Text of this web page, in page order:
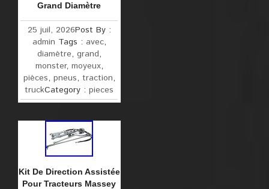
Grand Diamètre
25 juil, 2026Post By :
admin Tags : avec,
diamètre, grand,
monster, moyeux,
pièces, pneus, traction,
truckCategory :pieces
Kit De Direction Assistée
Pour Tracteurs Massey